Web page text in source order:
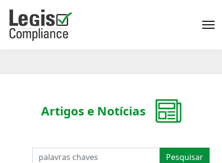
PESQUISAR Pesquisar
Artigos e Notícias